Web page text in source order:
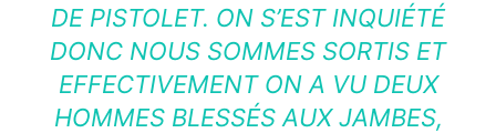
DE PISTOLET. ON S’EST INQUIÉTÉ
DONC NOUS SOMMES SORTIS ET
EFFECTIVEMENT ON A VU DEUX
HOMMES BLESSÉS AUX JAMBES,